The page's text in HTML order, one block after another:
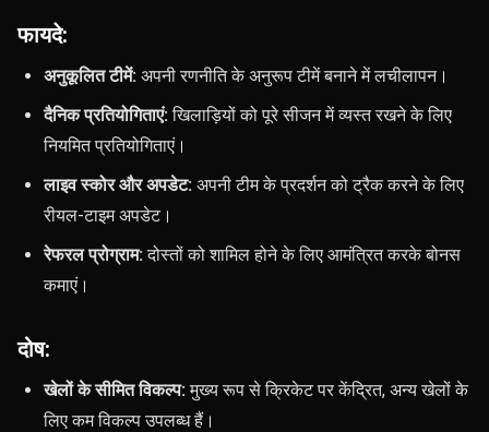
फायदे:
अनुकूलित टीमें: अपनी रणनीति के अनुरूप टीमें बनाने में लचीलापन।
दैनिक प्रतियोगिताएं:खिलाड़ियों को पूरे सीजन में व्यस्त रखने के लिए
नियमित प्रतियोगिताएं।
लाइव स्कोर और अपडेट: अपनी टीम के प्रदर्शन को ट्रैक करने के लिए
रीयल-टाइम अपडेट।
रेफरल प्रोग्राम:दोस्तों को शामिल होने के लिए आमंत्रित करके बोनस
कमाएं।
दोष:
खेलों के सीमित विकल्प:मुख्य रूप से क्रिकेट पर केंद्रित, अन्य खेलों के
लिए कम विकल्प उपलब्ध हैं।